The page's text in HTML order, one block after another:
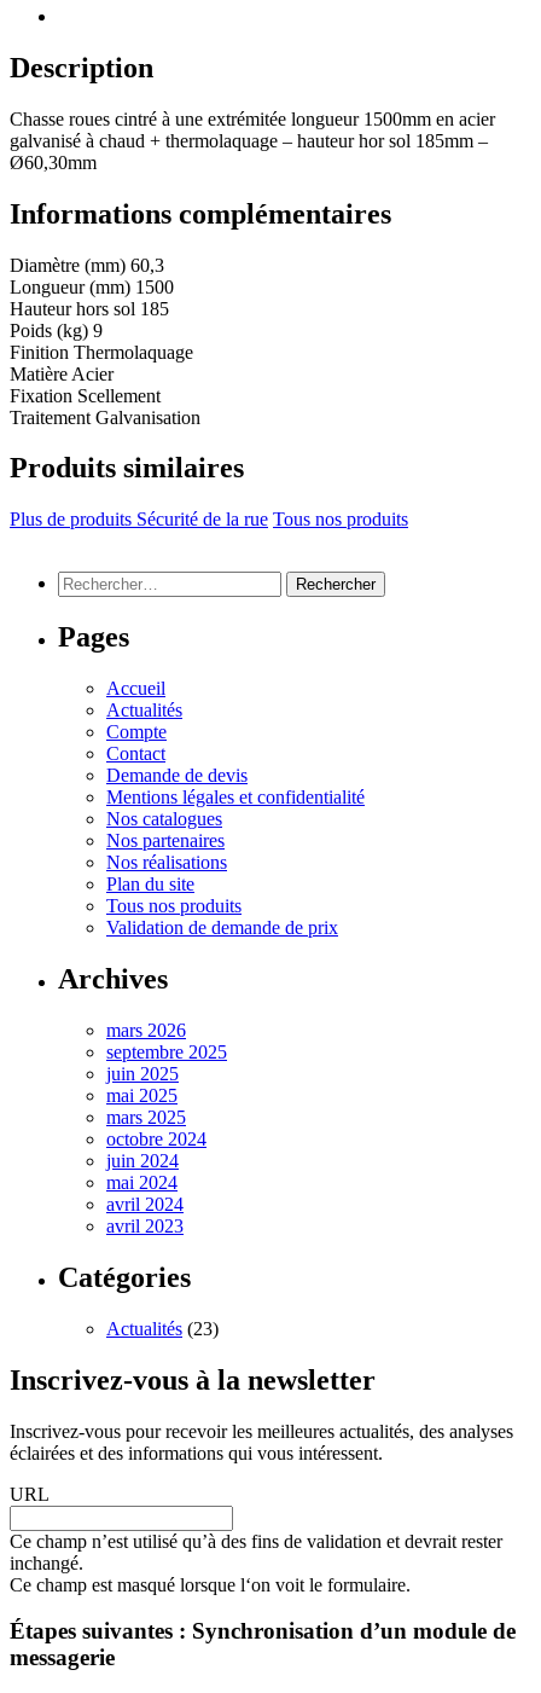
Description
Chasse roues cintré à une extrémitée longueur 1500mm en acier
galvanisé à chaud + thermolaquage – hauteur hor sol 185mm –
Ø60,30mm
Informations complémentaires
Diamètre (mm) 60,3
Longueur (mm) 1500
Hauteur hors sol 185
Poids (kg) 9
Finition Thermolaquage
Matière Acier
Fixation Scellement
Traitement Galvanisation
Produits similaires
Plus de produits Sécurité de la rue Tous nos produits
Rechercher :
Pages
Accueil
Actualités
Compte
Contact
Demande de devis
Mentions légales et confidentialité
Nos catalogues
Nos partenaires
Nos réalisations
Plan du site
Tous nos produits
Validation de demande de prix
Archives
mars 2026
septembre 2025
juin 2025
mai 2025
mars 2025
octobre 2024
juin 2024
mai 2024
avril 2024
avril 2023
Catégories
Actualités (23)
Inscrivez-vous à la newsletter
Inscrivez-vous pour recevoir les meilleures actualités, des analyses
éclairées et des informations qui vous intéressent.
URL
Ce champ n’est utilisé qu’à des fins de validation et devrait rester
inchangé.
Ce champ est masqué lorsque l‘on voit le formulaire.
Étapes suivantes : Synchronisation d’un module de
messagerie